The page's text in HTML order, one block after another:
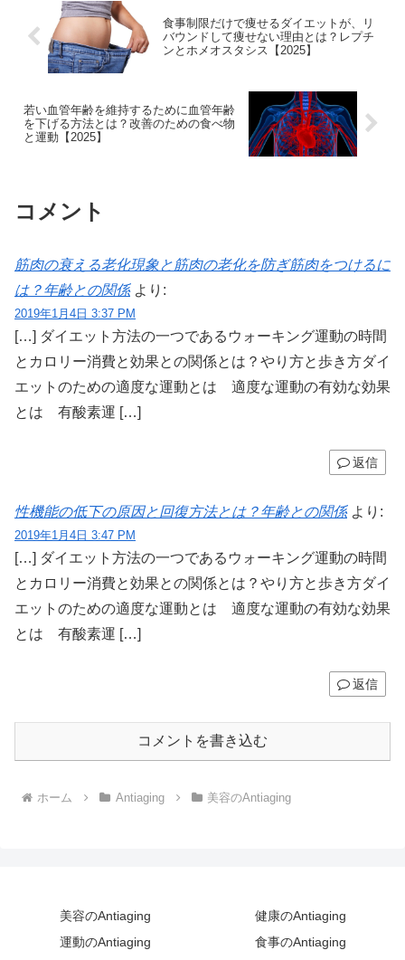
食事制限だけで痩せるダイエットが、リ
バウンドして痩せない理由とは？レプチ
ンとホメオスタシス【2025】
若い血管年齢を維持するために血管年齢
を下げる方法とは？改善のための食べ物
と運動【2025】
コメント
筋肉の衰える老化現象と筋肉の老化を防ぎ筋肉をつけるに
は？年齢との関係 より:
2019年1月4日 3:37 PM
[…] ダイエット方法の一つであるウォーキング運動の時間
とカロリー消費と効果との関係とは？やり方と歩き方ダイ
エットのための適度な運動とは 適度な運動の有効な効果
とは 有酸素運 […]
返信
性機能の低下の原因と回復方法とは？年齢との関係 より:
2019年1月4日 3:47 PM
[…] ダイエット方法の一つであるウォーキング運動の時間
とカロリー消費と効果との関係とは？やり方と歩き方ダイ
エットのための適度な運動とは 適度な運動の有効な効果
とは 有酸素運 […]
返信
コメントを書き込む
ホーム Antiaging 美容のAntiaging
美容のAntiaging
健康のAntiaging
運動のAntiaging
食事のAntiaging